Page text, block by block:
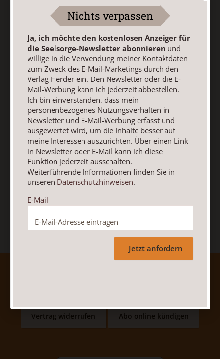
Seelsorge-Newsletter abonnierenund willige in die
Verwendung meiner Kontaktdaten zum Zweck des E-Mail-
Marketings durch den Verlag Herder ein. Den Newsletter
oder die E-Mail-Werbung kann ich jederzeit abbestellen.
Ich bin einverstanden, dass mein personenbezogenes
Nutzungsverhalten in Newsletter und E-Mail-Werbung
erfasst und ausgewertet wird, um die Inhalte besser auf
meine Interessen auszurichten. Über einen Link in
Newsletter oder E-Mail kann ich diese Funktion jederzeit
ausschalten.
Weiterführende Informationen finden Sie in unseren
Datenschutzhinweisen .
E-Mail
Vertrag widerrufen Abo online kündigen
Nichts verpassen
Ja, ich möchte den kostenlosen Anzeiger für
die Seelsorge-Newsletter abonnieren und
willige in die Verwendung meiner Kontaktdaten
zum Zweck des E-Mail-Marketings durch den
Verlag Herder ein. Den Newsletter oder die E-
Mail-Werbung kann ich jederzeit abbestellen.
Ich bin einverstanden, dass mein
personenbezogenes Nutzungsverhalten in
Newsletter und E-Mail-Werbung erfasst und
ausgewertet wird, um die Inhalte besser auf
meine Interessen auszurichten. Über einen Link
in Newsletter oder E-Mail kann ich diese
Funktion jederzeit ausschalten.
Weiterführende Informationen finden Sie in
unseren Datenschutzhinweisen.
E-Mail
Jetzt anfordern